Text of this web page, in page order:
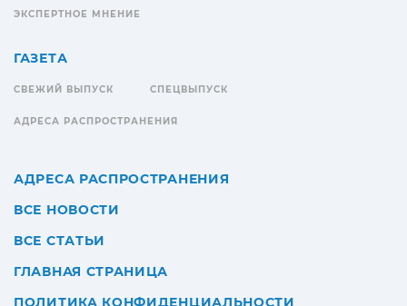
ЭКСПЕРТНОЕ МНЕНИЕ
ГАЗЕТА
СВЕЖИЙ ВЫПУСК СПЕЦВЫПУСК
АДРЕСА РАСПРОСТРАНЕНИЯ
АДРЕСА РАСПРОСТРАНЕНИЯ
ВСЕ НОВОСТИ
ВСЕ СТАТЬИ
ГЛАВНАЯ СТРАНИЦА
ПОЛИТИКА КОНФИДЕНЦИАЛЬНОСТИ